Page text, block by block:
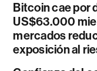
Bitcoin cae por
US$63.000
mercados
exposición al